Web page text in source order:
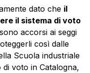
dato che il
il sistema di voto
accorsi ai seggi
così dalle
Scuola industriale
voto in Catalogna,